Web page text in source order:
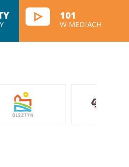
101
W MEDIACH